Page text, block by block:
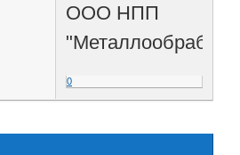
ООО НПП
0